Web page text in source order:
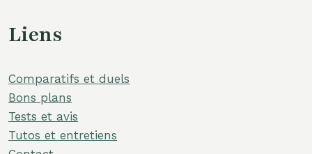
Liens
Comparatifs et duels
Bons plans
Tests et avis
Tutos et entretiens